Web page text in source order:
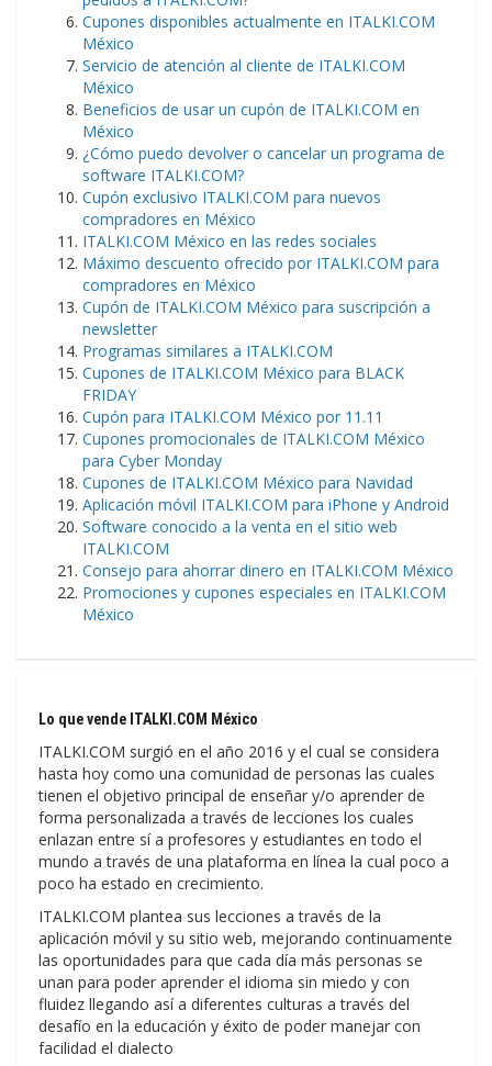
Cupones disponibles actualmente en ITALKI.COM
México
Servicio de atención al cliente de ITALKI.COM
México
Beneficios de usar un cupón de ITALKI.COM en
México
¿Cómo puedo devolver o cancelar un programa de
software ITALKI.COM?
Cupón exclusivo ITALKI.COM para nuevos
compradores en México
ITALKI.COM México en las redes sociales
Máximo descuento ofrecido por ITALKI.COM para
compradores en México
Cupón de ITALKI.COM México para suscripción a
newsletter
Programas similares a ITALKI.COM
Cupones de ITALKI.COM México para BLACK
FRIDAY
Cupón para ITALKI.COM México por 11.11
Cupones promocionales de ITALKI.COM México
para Cyber Monday
Cupones de ITALKI.COM México para Navidad
Aplicación móvil ITALKI.COM para iPhone y Android
Software conocido a la venta en el sitio web
ITALKI.COM
Consejo para ahorrar dinero en ITALKI.COM México
Promociones y cupones especiales en ITALKI.COM
México
Lo que vende ITALKI.COM México
ITALKI.COM surgió en el año 2016 y el cual se considera
hasta hoy como una comunidad de personas las cuales
tienen el objetivo principal de enseñar y/o aprender de
forma personalizada a través de lecciones los cuales
enlazan entre sí a profesores y estudiantes en todo el
mundo a través de una plataforma en línea la cual poco a
poco ha estado en crecimiento.
ITALKI.COM plantea sus lecciones a través de la
aplicación móvil y su sitio web, mejorando continuamente
las oportunidades para que cada día más personas se
unan para poder aprender el idioma sin miedo y con
fluidez llegando así a diferentes culturas a través del
desafío en la educación y éxito de poder manejar con
facilidad el dialecto